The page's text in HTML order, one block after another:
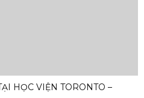
HỌC VIỆN TORONTO –